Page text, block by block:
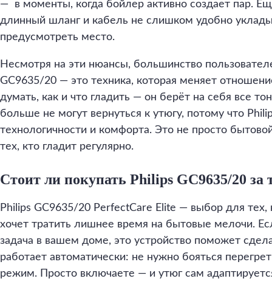
— в моменты, когда бойлер активно создает пар.
длинный шланг и кабель не слишком удобно
предусмотреть место.
Несмотря на эти нюансы, большинство
GC9635/20 — это техника, которая меняет
думать, как и что гладить — он берёт на себя все
больше не могут вернуться к утюгу, потому что
технологичности и комфорта. Это не просто
тех, кто гладит регулярно.
Стоит ли покупать Philips GC9635/20 за
Philips GC9635/20 PerfectCare Elite — выбор для
хочет тратить лишнее время на бытовые мелочи.
задача в вашем доме, это устройство поможет
работает автоматически: не нужно бояться
режим. Просто включаете — и утюг сам